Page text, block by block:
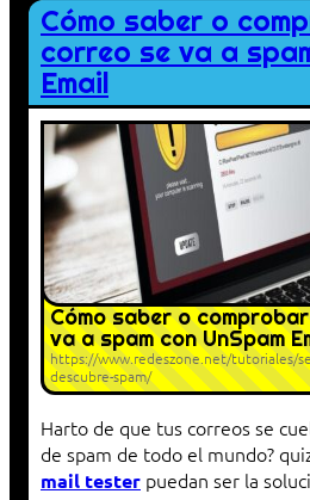
Cómo saber o
correo se va a
Email
Cómo saber o
va a spam con UnSpam
https://www.redeszone.net/tutoriales/
descubre-spam/
Harto de que tus correos se
de spam de todo el mundo?
mail tester puedan ser la